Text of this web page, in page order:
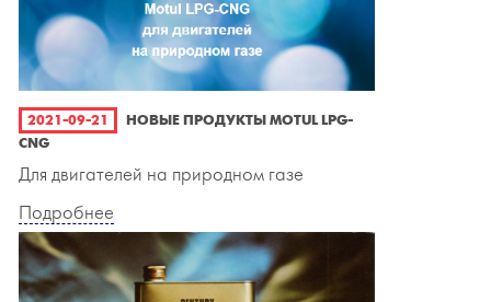
2021-09-21
НОВЫЕ ПРОДУКТЫ MOTUL LPG-
CNG
Для двигателей на природном газе
Подробнее